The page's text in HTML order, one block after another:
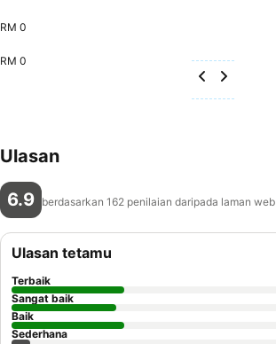
RM 0
RM 0
Ulasan
6.9 berdasarkan 162 penilaian daripada laman web
Ulasan tetamu
Terbaik
Sangat baik
Baik
Sederhana